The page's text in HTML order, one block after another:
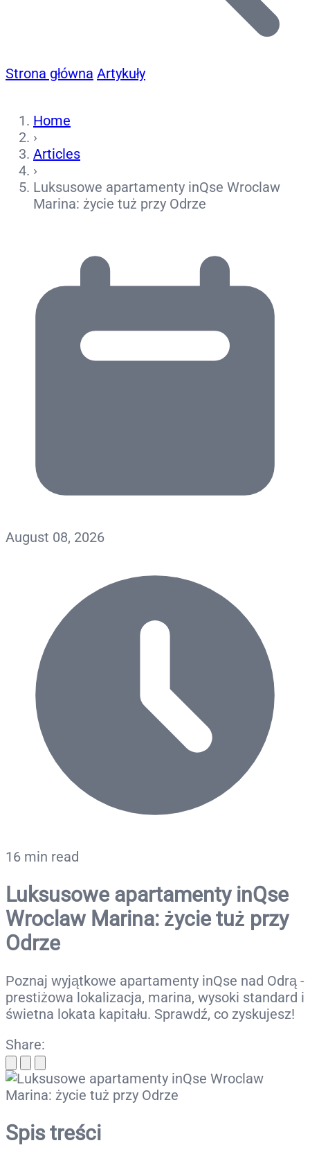
Strona główna Artykuły
Home
›
Articles
›
Luksusowe apartamenty inQse Wroclaw
Marina: życie tuż przy Odrze
August 08, 2026
16 min read
Luksusowe apartamenty inQse
Wroclaw Marina: życie tuż przy
Odrze
Poznaj wyjątkowe apartamenty inQse nad Odrą -
prestiżowa lokalizacja, marina, wysoki standard i
świetna lokata kapitału. Sprawdź, co zyskujesz!
Share:
Spis treści